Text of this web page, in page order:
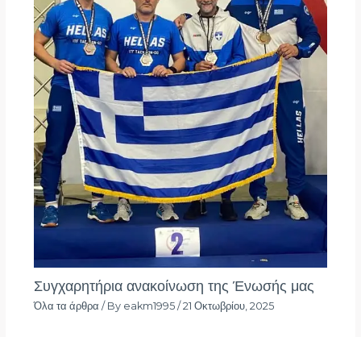
Συγχαρητήρια ανακοίνωση της Ένωσής μας
Όλα τα άρθρα / By eakm1995 / 21 Οκτωβρίου, 2025